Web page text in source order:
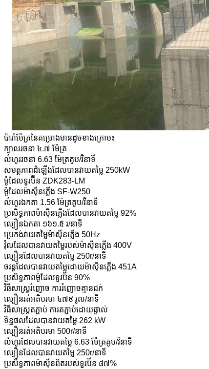
ប៉ារ៉ាម៉ែត្រនៃគម្រោងមានដូចខាងក្រោម៖
ក្បាលរចនា ៤.៧ ម៉ែត្រ
លំហូររចនា 6.63 ម៉ែត្រគូប/វិនាទី
សមត្ថភាពដំឡើងដែលបានវាយតម្លៃ 250kW
ម៉ូដែលទួរប៊ីន ZDK283-LM
ម៉ូដែលម៉ាស៊ីនភ្លើង SF-W250
លំហូរឯកតា 1.56 ម៉ែត្រគូប/វិនាទី
ប្រសិទ្ធភាពម៉ាស៊ីនភ្លើងដែលបានវាយតម្លៃ 92%
ល្បឿនឯកតា ១៦១.៥ រ/នាទី
ប្រេកង់វាយតម្លៃម៉ាស៊ីនភ្លើង 50Hz
វ៉ុលដែលបានវាយតម្លៃរបស់ម៉ាស៊ីនភ្លើង 400V
ល្បឿនដែលបានវាយតម្លៃ 250r/នាទី
ចរន្តដែលបានវាយតម្លៃដោយម៉ាស៊ីនភ្លើង 451A
ប្រសិទ្ធភាពម៉ូដែលទួរប៊ីន 90%
វិធីសាស្ត្ររំញោច ការរំញោចគ្មានជក់
ល្បឿនរត់អតិបរមា ៤៧៩ រូល/នាទី
វិធីសាស្ត្រតភ្ជាប់ ការតភ្ជាប់ដោយផ្ទាល់
ទិន្នផលដែលបានវាយតម្លៃ 262 kW
ល្បឿនរត់អតិបរមា 500r/នាទី
លំហូរដែលបានវាយតម្លៃ 6.63 ម៉ែត្រគូប/វិនាទី
ល្បឿនដែលបានវាយតម្លៃ 250r/នាទី
ប្រសិទ្ធភាពម៉ាស៊ីនពិតរបស់ទួរប៊ីន ៨៧%